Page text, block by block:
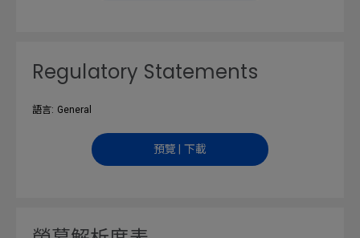
Regulatory Statements
語言: General
預覽 | 下載